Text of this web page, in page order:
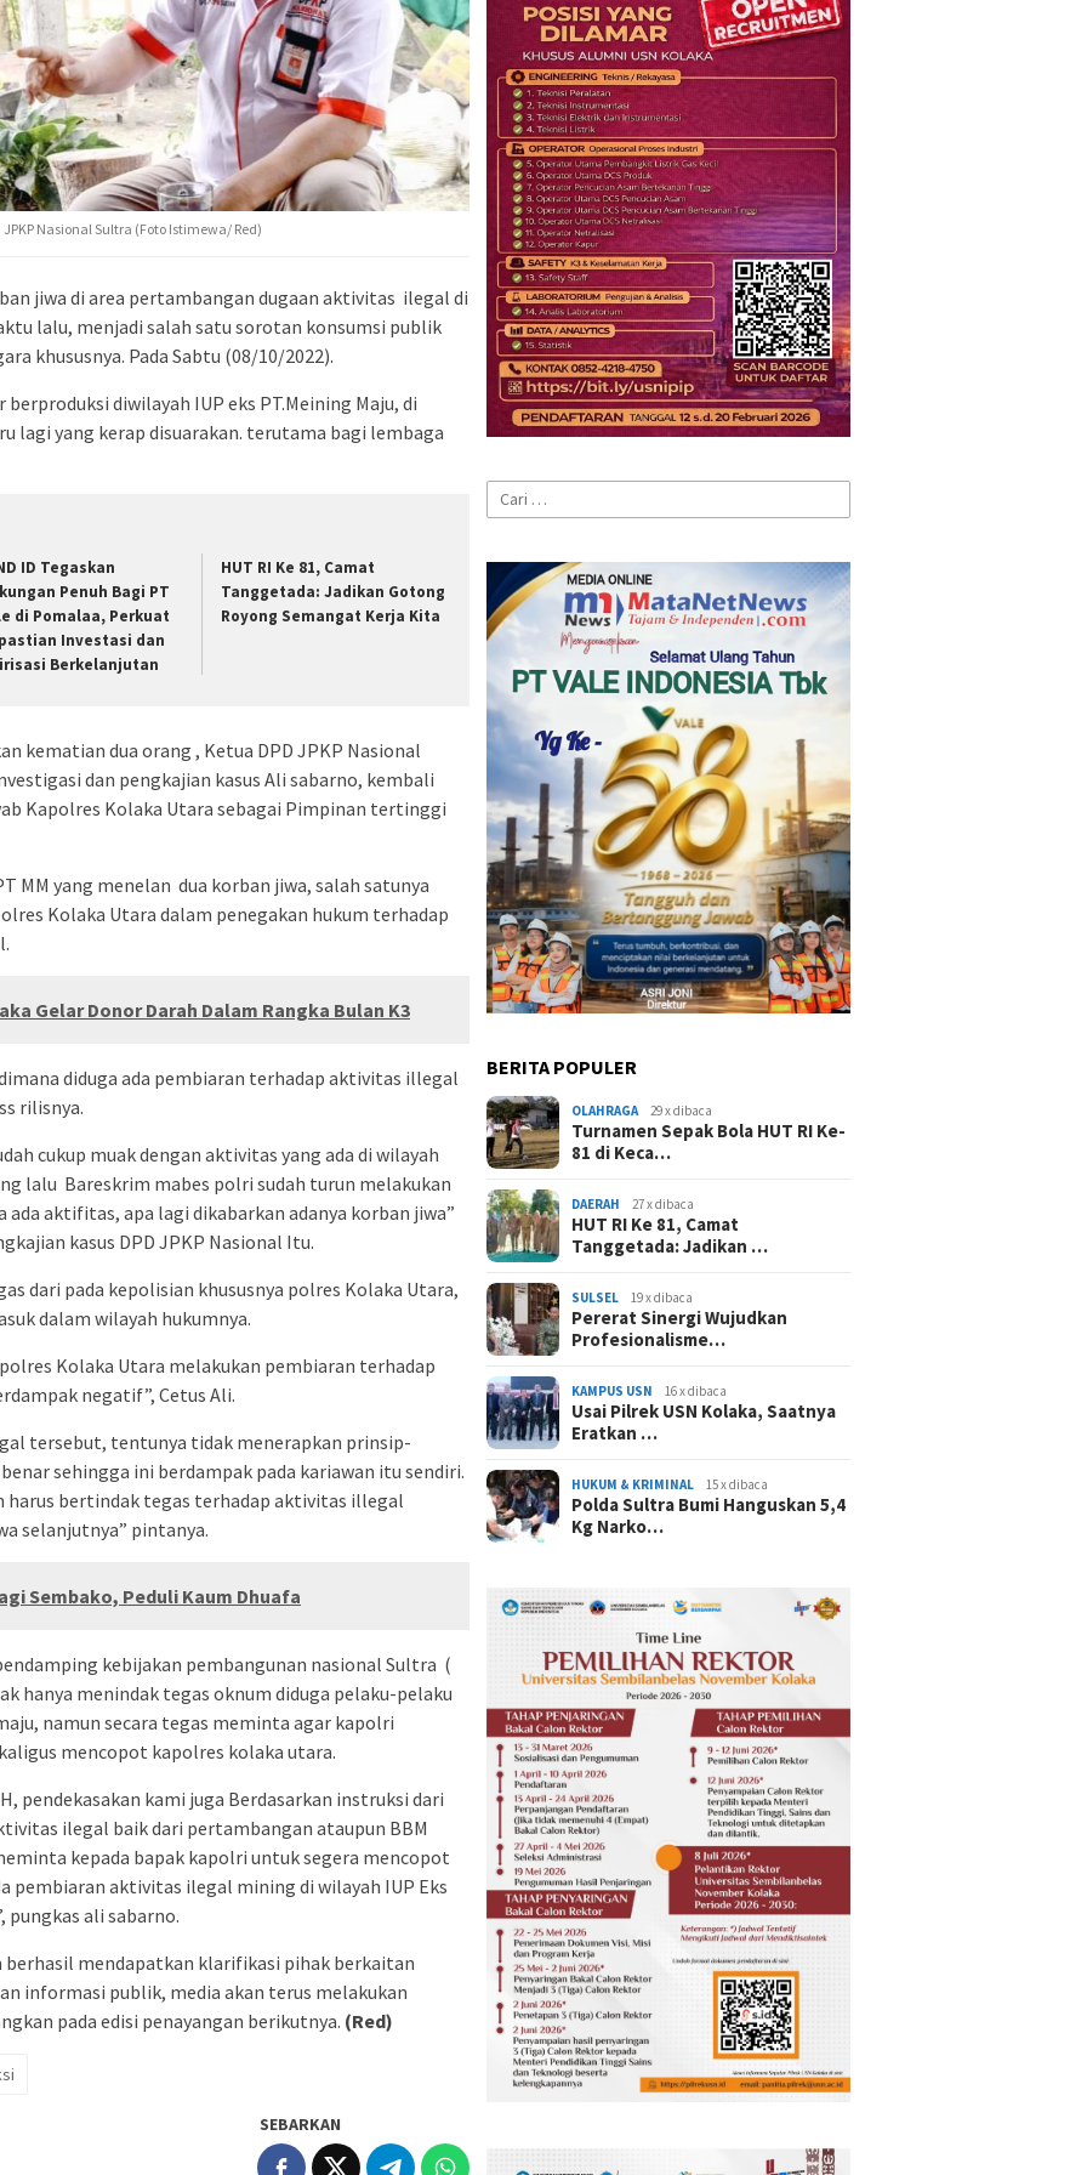
Nasional Sultra (Foto Istimewa/ Red)
jiwa di area pertambangan dugaan aktivitas ilegal di
lalu, menjadi salah satu sorotan konsumsi publik
khususnya. Pada Sabtu (08/10/2022).
diwilayah IUP eks PT.Meining Maju, di
lagi yang kerap disuarakan. terutama bagi lembaga
ID Tegaskan
Penuh Bagi PT
di Pomalaa, Perkuat
Investasi dan
Berkelanjutan
HUT RI Ke 81, Camat
Tanggetada: Jadikan Gotong
Royong Semangat Kerja Kita
kematian dua orang , Ketua DPD JPKP Nasional
dan pengkajian kasus Ali sabarno, kembali
Kapolres Kolaka Utara sebagai Pimpinan tertinggi
MM yang menelan dua korban jiwa, salah satunya
Kolaka Utara dalam penegakan hukum terhadap
Gelar Donor Darah Dalam Rangka Bulan K3
diduga ada pembiaran terhadap aktivitas illegal
rilisnya.
cukup muak dengan aktivitas yang ada di wilayah
lalu Bareskrim mabes polri sudah turun melakukan
aktifitas, apa lagi dikabarkan adanya korban jiwa”
kasus DPD JPKP Nasional Itu.
dari pada kepolisian khususnya polres Kolaka Utara,
dalam wilayah hukumnya.
Kolaka Utara melakukan pembiaran terhadap
negatif”, Cetus Ali.
tersebut, tentunya tidak menerapkan prinsip-
sehingga ini berdampak pada kariawan itu sendiri.
harus bertindak tegas terhadap aktivitas illegal
selanjutnya” pintanya.
Sembako, Peduli Kaum Dhuafa
kebijakan pembangunan nasional Sultra (
hanya menindak tegas oknum diduga pelaku-pelaku
namun secara tegas meminta agar kapolri
mencopot kapolres kolaka utara.
pendekasakan kami juga Berdasarkan instruksi dari
ilegal baik dari pertambangan ataupun BBM
kepada bapak kapolri untuk segera mencopot
pembiaran aktivitas ilegal mining di wilayah IUP Eks
pungkas ali sabarno.
mendapatkan klarifikasi pihak berkaitan
informasi publik, media akan terus melakukan
pada edisi penayangan berikutnya. (Red)
SEBARKAN
Cari
untuk:
BERITA POPULER
OLAHRAGA 29 x dibaca
Turnamen Sepak Bola HUT RI Ke-
81 di Keca…
DAERAH 27 x dibaca
HUT RI Ke 81, Camat
Tanggetada: Jadikan …
SULSEL 19 x dibaca
Pererat Sinergi Wujudkan
Profesionalisme…
KAMPUS USN 16 x dibaca
Usai Pilrek USN Kolaka, Saatnya
Eratkan …
HUKUM & KRIMINAL 15 x dibaca
Polda Sultra Bumi Hanguskan 5,4
Kg Narko…